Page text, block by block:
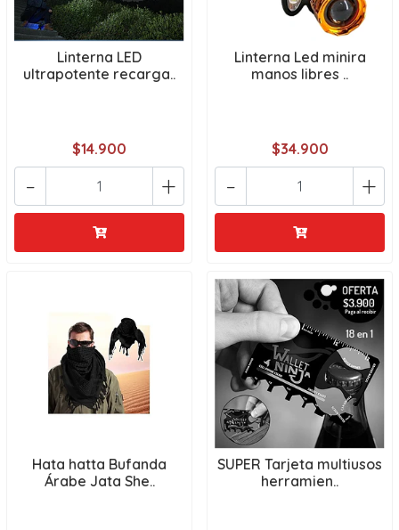
Linterna LED
ultrapotente recarga..
$14.900
+
-
Linterna Led minira
manos libres ..
$34.900
+
-
Hata hatta Bufanda
Árabe Jata She..
SUPER Tarjeta multiusos
herramien..